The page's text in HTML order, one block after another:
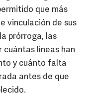
que más
vinculación de sus
prórroga, las
cuántas líneas han
y cuánto falta
antes de que